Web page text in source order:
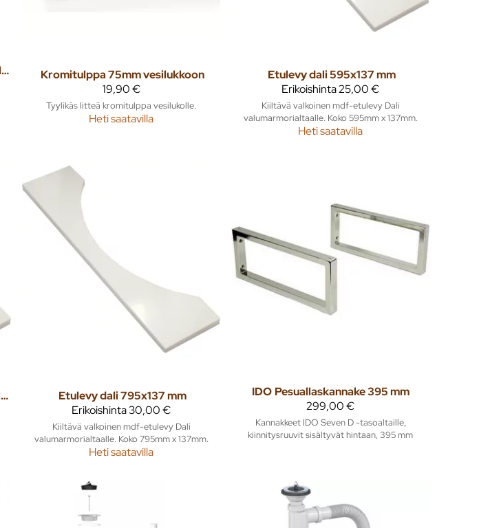
Pullovesilukko pop-up tulpalla Preloc 420 tilaa säästävä taipuisa putki
Kromitulppa 75mm vesilukkoon
19,90 €
Tyylikäs litteä kromitulppa vesilukolle.
Heti saatavilla
Etulevy dali 595x137 mm
Erikoishinta25,00 €
Kiiltävä valkoinen mdf-etulevy Dali
valumarmorialtaalle. Koko 595mm x 137mm.
Heti saatavilla
Etulevy dali 595x147 mm kiiltävä valkoinen
Etulevy dali 795x137 mm
Erikoishinta30,00 €
Kiiltävä valkoinen mdf-etulevy Dali
valumarmorialtaalle. Koko 795mm x 137mm.
Heti saatavilla
IDO Pesuallaskannake 395 mm
299,00 €
Kannakkeet IDO Seven D -tasoaltaille,
kiinnitysruuvit sisältyvät hintaan, 395 mm